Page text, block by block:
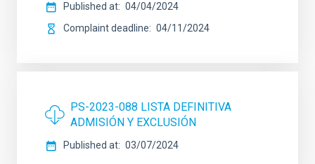
Published at
04/04/2024
Complaint deadline
04/11/2024
PS-2023-088 LISTA DEFINITIVA
ADMISIÓN Y EXCLUSIÓN
Published at 03/07/2024